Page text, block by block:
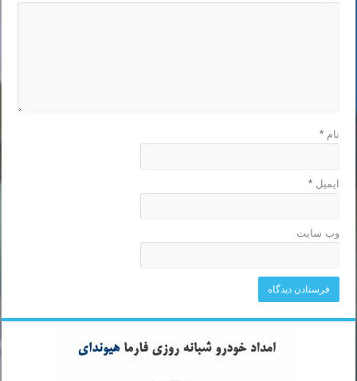
نام*
ایمیل*
وب‌ سایت